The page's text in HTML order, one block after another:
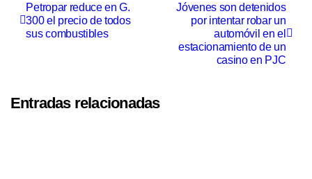
Petropar reduce en G.
300 el precio de todos
sus combustibles
Jóvenes son detenidos
por intentar robar un
automóvil en el
estacionamiento de un
casino en PJC
Entradas relacionadas